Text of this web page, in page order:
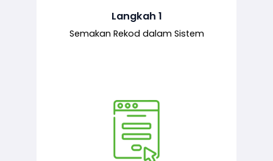
Langkah 1
Semakan Rekod dalam Sistem
Pemohon mengisi borang
permohonan bagi pendaftaran